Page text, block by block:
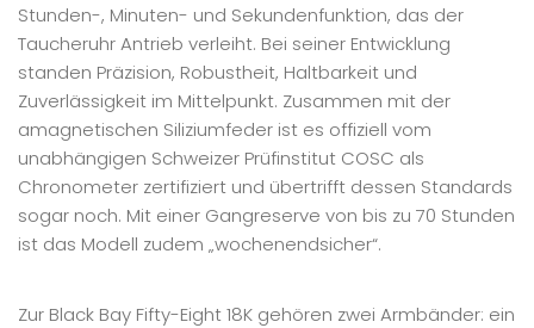
Stunden-, Minuten- und Sekundenfunktion, das der
Taucheruhr Antrieb verleiht. Bei seiner Entwicklung
standen Präzision, Robustheit, Haltbarkeit und
Zuverlässigkeit im Mittelpunkt. Zusammen mit der
amagnetischen Siliziumfeder ist es offiziell vom
unabhängigen Schweizer Prüfinstitut COSC als
Chronometer zertifiziert und übertrifft dessen Standards
sogar noch. Mit einer Gangreserve von bis zu 70 Stunden
ist das Modell zudem „wochenendsicher“.
Zur Black Bay Fifty-Eight 18K gehören zwei Armbänder: ein